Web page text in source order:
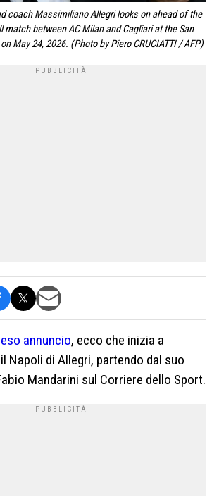
coach Massimiliano Allegri looks on ahead of the
match between AC Milan and Cagliari at the San
May 24, 2026. (Photo by Piero CRUCIATTI / AFP)
annuncio, ecco che inizia a
Napoli di Allegri, partendo dal suo
Mandarini sul Corriere dello Sport.